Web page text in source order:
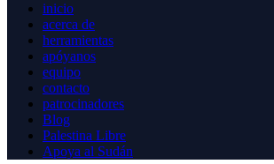
inicio
acerca de
herramientas
apóyanos
equipo
contacto
patrocinadores
Blog
Palestina Libre
Apoya al Sudán